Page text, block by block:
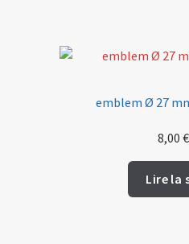
emblem Ø 27
8,00 €
Lire la